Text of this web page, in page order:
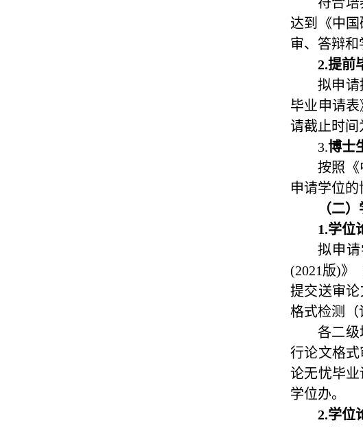
达到《中
审、答辩和
2.提前
拟申请
毕业申请
请截止时间
3.博士
按照《
申请学位的
（二
1.学位
拟申
(2021版)》
提交送审
格式检测（
各二级
行论文格
论无忧毕
学位办。
2.学位